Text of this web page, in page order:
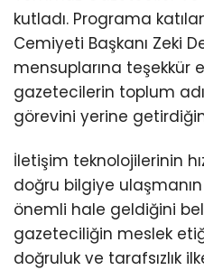
kutladı. Programa
Cemiyeti Başkanı Zeki
mensuplarına teşekkür
gazetecilerin toplum
görevini yerine
İletişim teknolojilerinin
doğru bilgiye
önemli hale geldiğini
gazeteciliğin meslek
doğruluk ve tarafsızlık